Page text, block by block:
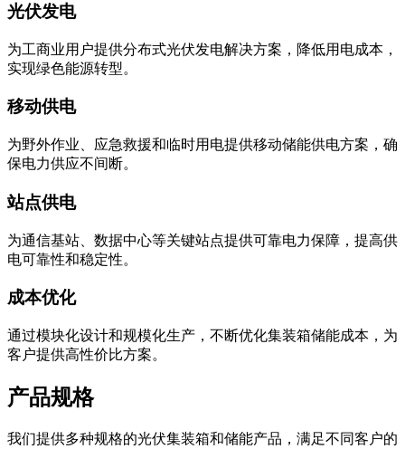
光伏发电
为工商业用户提供分布式光伏发电解决方案，降低用电成本，
实现绿色能源转型。
移动供电
为野外作业、应急救援和临时用电提供移动储能供电方案，确
保电力供应不间断。
站点供电
为通信基站、数据中心等关键站点提供可靠电力保障，提高供
电可靠性和稳定性。
成本优化
通过模块化设计和规模化生产，不断优化集装箱储能成本，为
客户提供高性价比方案。
产品规格
我们提供多种规格的光伏集装箱和储能产品，满足不同客户的